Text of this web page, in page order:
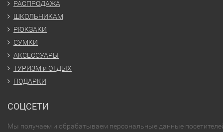
РАСПРОДАЖА
ШКОЛЬНИКАМ
РЮКЗАКИ
СУМКИ
АКСЕССУАРЫ
ТУРИЗМ и ОТДЫХ
ПОДАРКИ
СОЦСЕТИ
Мы получаем и обрабатываем персональные данные